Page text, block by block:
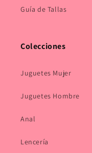
Guía de Tallas
Colecciones
Juguetes Mujer
Juguetes Hombre
Anal
Lencería